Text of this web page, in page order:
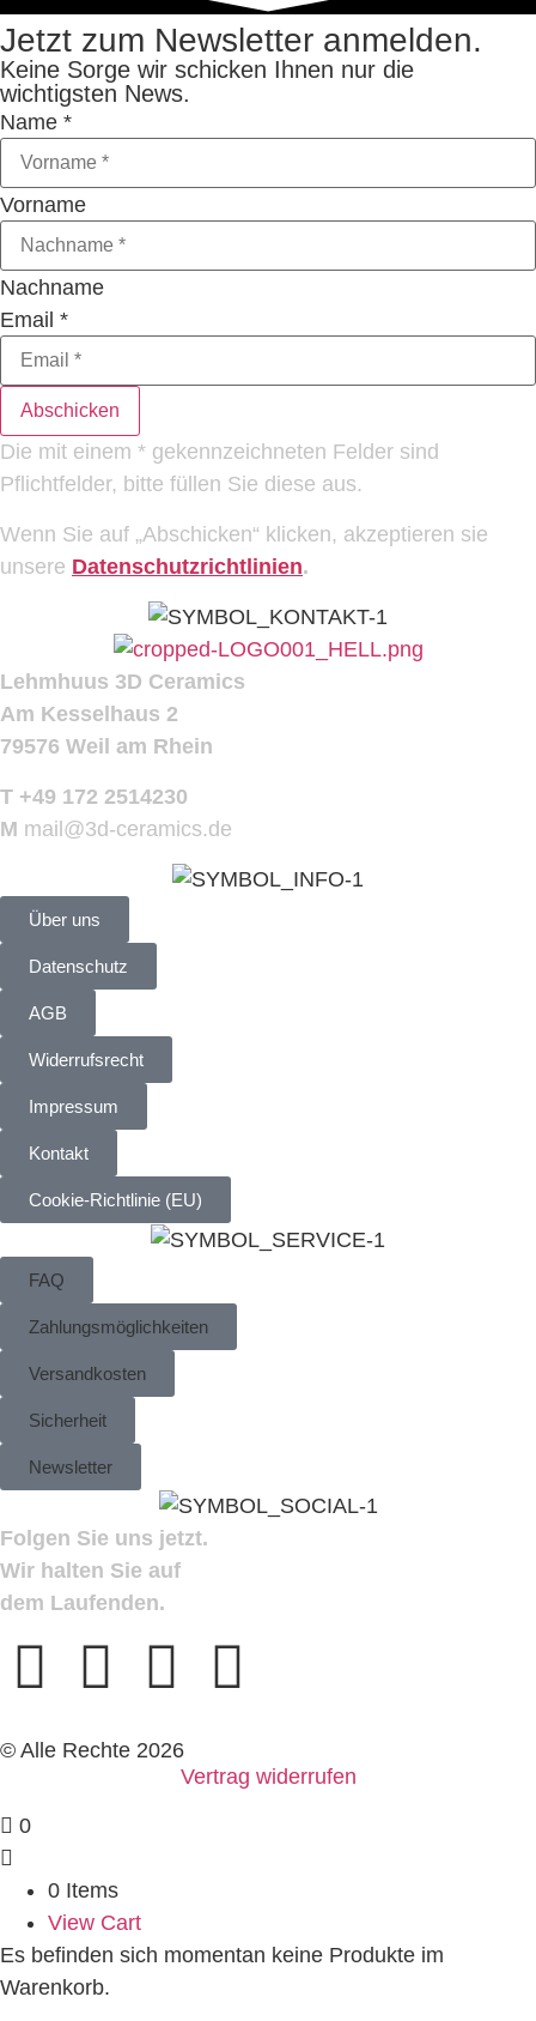
Jetzt zum Newsletter anmelden.
Keine Sorge wir schicken Ihnen nur die
wichtigsten News.
Name *
Vorname
Nachname
Email *
Abschicken
Die mit einem * gekennzeichneten Felder sind
Pflichtfelder, bitte füllen Sie diese aus.
Wenn Sie auf „Abschicken“ klicken, akzeptieren sie
unsere Datenschutzrichtlinien.
Lehmhuus 3D Ceramics
Am Kesselhaus 2
79576 Weil am Rhein
T +49 172 2514230
M mail@3d-ceramics.de
Über uns
Datenschutz
AGB
Widerrufsrecht
Impressum
Kontakt
Cookie-Richtlinie (EU)
FAQ
Zahlungsmöglichkeiten
Versandkosten
Sicherheit
Newsletter
Folgen Sie uns jetzt.
Wir halten Sie auf
dem Laufenden.
© Alle Rechte 2026
Vertrag widerrufen
0
0 Items
View Cart
Es befinden sich momentan keine Produkte im
Warenkorb.